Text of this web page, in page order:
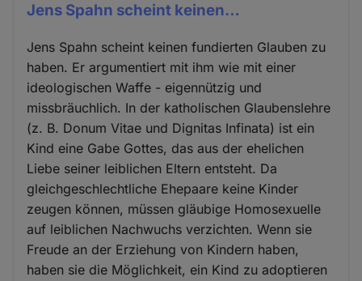
Jens Spahn scheint keinen…
Jens Spahn scheint keinen fundierten Glauben zu
haben. Er argumentiert mit ihm wie mit einer
ideologischen Waffe - eigennützig und
missbräuchlich. In der katholischen Glaubenslehre
(z. B. Donum Vitae und Dignitas Infinata) ist ein
Kind eine Gabe Gottes, das aus der ehelichen
Liebe seiner leiblichen Eltern entsteht. Da
gleichgeschlechtliche Ehepaare keine Kinder
zeugen können, müssen gläubige Homosexuelle
auf leiblichen Nachwuchs verzichten. Wenn sie
Freude an der Erziehung von Kindern haben,
haben sie die Möglichkeit, ein Kind zu adoptieren